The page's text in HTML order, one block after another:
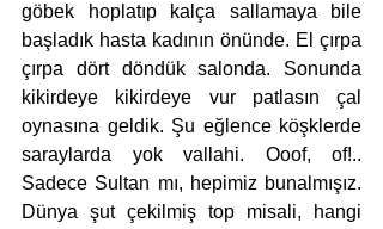
göbek hoplatıp kalça sallamaya bile
başladık hasta kadının önünde. El çırpa
çırpa dört döndük salonda. Sonunda
kikirdeye kikirdeye vur patlasın çal
oynasına geldik. Şu eğlence köşklerde
saraylarda yok vallahi. Ooof, of!..
Sadece Sultan mı, hepimiz bunalmışız.
Dünya şut çekilmiş top misali, hangi